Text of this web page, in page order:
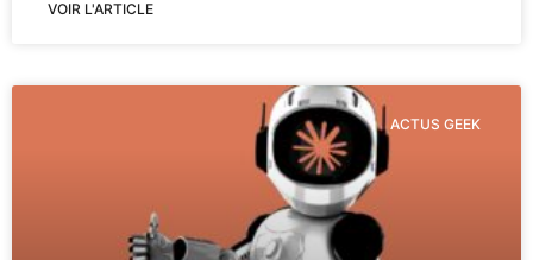
VOIR L'ARTICLE
ACTUS GEEK